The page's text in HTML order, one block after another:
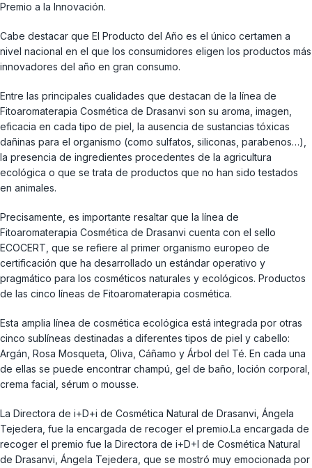
Premio a la Innovación.
Cabe destacar que El Producto del Año es el único certamen a
nivel nacional en el que los consumidores eligen los productos más
innovadores del año en gran consumo.
Entre las principales cualidades que destacan de la línea de
Fitoaromaterapia Cosmética de Drasanvi son su aroma, imagen,
eficacia en cada tipo de piel, la ausencia de sustancias tóxicas
dañinas para el organismo (como sulfatos, siliconas, parabenos…),
la presencia de ingredientes procedentes de la agricultura
ecológica o que se trata de productos que no han sido testados
en animales.
Precisamente, es importante resaltar que la línea de
Fitoaromaterapia Cosmética de Drasanvi cuenta con el sello
ECOCERT, que se refiere al primer organismo europeo de
certificación que ha desarrollado un estándar operativo y
pragmático para los cosméticos naturales y ecológicos. Productos
de las cinco líneas de Fitoaromaterapia cosmética.
Esta amplia línea de cosmética ecológica está integrada por otras
cinco sublíneas destinadas a diferentes tipos de piel y cabello:
Argán, Rosa Mosqueta, Oliva, Cáñamo y Árbol del Té. En cada una
de ellas se puede encontrar champú, gel de baño, loción corporal,
crema facial, sérum o mousse.
La Directora de i+D+i de Cosmética Natural de Drasanvi, Ángela
Tejedera, fue la encargada de recoger el premio.La encargada de
recoger el premio fue la Directora de i+D+I de Cosmética Natural
de Drasanvi, Ángela Tejedera, que se mostró muy emocionada por